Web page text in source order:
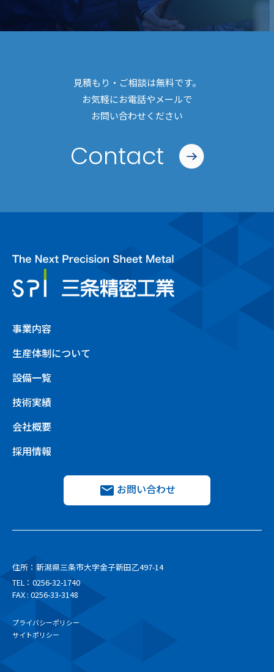
見積もり・ご相談は無料です。
お気軽にお電話やメールで
お問い合わせください
Contact
事業内容
生産体制について
設備一覧
技術実績
会社概要
採用情報
お問い合わせ
住所：新潟県三条市大字金子新田乙497-14
TEL： 0256-32-1740
FAX : 0256-33-3148
プライバシーポリシー
サイトポリシー